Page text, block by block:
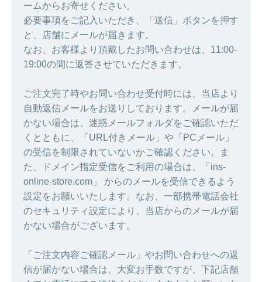
ームからお寄せください。
必要事項をご記入いただき、「送信」ボタンを押す
と、店舗にメールが届きます。
なお、お客様より頂戴したお問い合わせは、11:00-
19:00の間に返答させていただきます。
ご注文完了時やお問い合わせ受付時には、当店より
自動返信メールをお送りしております。メールが届
かない場合は、迷惑メールフォルダをご確認いただ
くとともに、「URL付きメール」や「PCメール」
の受信を制限されていないかご確認ください。ま
た、ドメイン指定受信をご利用の場合は、「ins-
online-store.com」 からのメールを受信できるよう
設定をお願いいたします。なお、一部携帯電話会社
のセキュリティ設定により、当店からのメールが届
かない場合がございます。
「ご注文内容ご確認メール」やお問い合わせへの返
信が届かない場合は、大変お手数ですが、下記店舗